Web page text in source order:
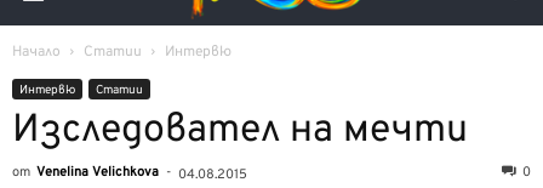
Начало Статии Интервю
Интервю Статии
Изследовател на мечти
от Venelina Velichkova - 04.08.2015 0